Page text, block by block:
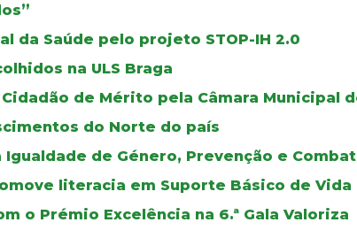
da Saúde pelo projeto STOP-IH 2.0
na ULS Braga
de Mérito pela Câmara Municipal
do Norte do país
Igualdade de Género, Prevenção e
literacia em Suporte Básico de Vida
o Prémio Excelência na 6.ª Gala Valoriza